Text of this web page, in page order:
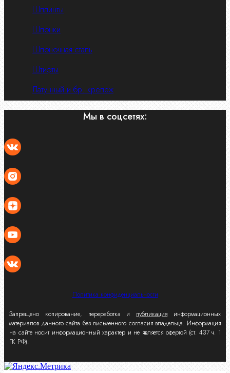
Шплинты
Шпонки
Шпоночная сталь
Штифты
Латунный и бр. крепеж
Мы в соцсетях:
Политика конфиденциальности
Запрещено копирование, переработка и публикация информационных
материалов данного сайта без письменного согласия владельца. Информация
на сайте носит информационный характер и не является офертой (ст. 437 ч. 1
ГК РФ).